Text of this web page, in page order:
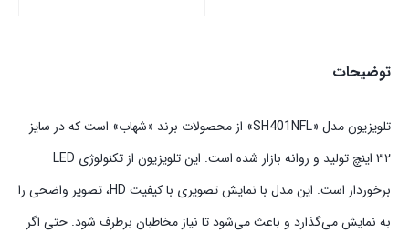
توضیحات
تلویزیون مدل «SH401NFL» از محصولات برند «شهاب» است که در سایز
۳۲ اینچ تولید و روانه بازار شده است. این تلویزیون از تکنولوژی LED
برخوردار است. این مدل با نمایش تصویری با کیفیت HD، تصویر واضحی را
به نمایش می‌گذارد و باعث می‌شود تا نیاز مخاطبان برطرف شود. حتی اگر